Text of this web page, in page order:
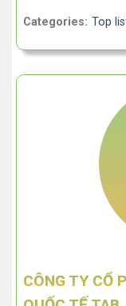
Categories: Top
CÔNG TY CỔ